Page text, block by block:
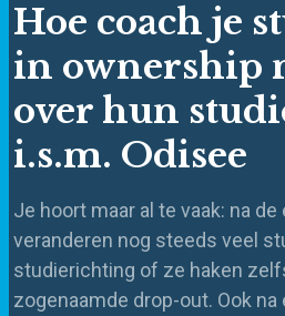
Hoe coach je
in ownership
over hun
i.s.m. Odisee
Je hoort maar al te vaak: na
veranderen nog steeds veel
studierichting of ze haken
zogenaamde drop-out. Ook